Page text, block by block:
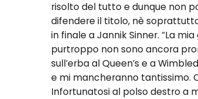
risolto del tutto e dunque non
difendere il titolo, nè
in finale a Jannik Sinner. “La
purtroppo non sono ancora
sull’erba al Queen’s e a
e mi mancheranno tantissimo.
Infortunatosi al polso destro a